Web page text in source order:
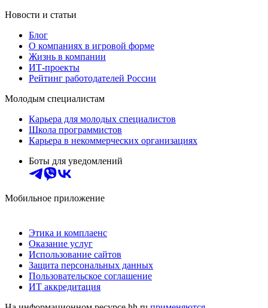
Новости и статьи
Блог
О компаниях в игровой форме
Жизнь в компании
ИТ-проекты
Рейтинг работодателей России
Молодым специалистам
Карьера для молодых специалистов
Школа программистов
Карьера в некоммерческих организациях
Боты для уведомлений
Мобильное приложение
Этика и комплаенс
Оказание услуг
Использование сайтов
Защита персональных данных
Пользовательское соглашение
ИТ аккредитация